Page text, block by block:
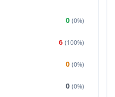
0 (0%)
6 (100%)
0 (0%)
0 (0%)